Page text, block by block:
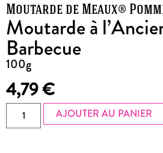
Moutarde de Meaux®
Moutarde à
Barbecue
100g
4,79€
AJOUTER AU PANIER